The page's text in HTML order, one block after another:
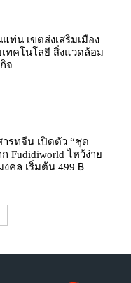
ท่น เขตส่งเสริมเมือง
ทคโนโลยี สิ่งแวดล้อม
จ
รทจีน เปิดตัว “ชุด
Fudidiworld ไหว้ง่าย
คล เริ่มต้น 499 ฿